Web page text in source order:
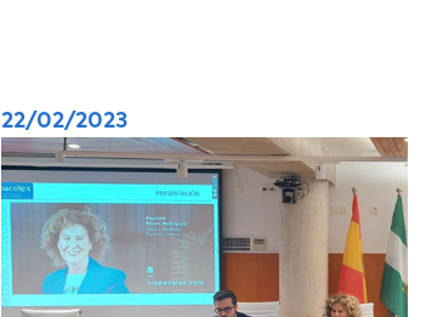
22/02/2023